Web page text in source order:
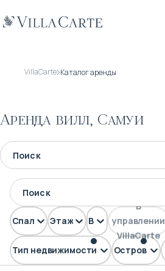
VillaCarte Каталог аренды
Аренда вилл, Самуи
Тип недвижимости Остров
Спален Этажей Вид
В
управлении
VillaCarte
Вилла Самуи